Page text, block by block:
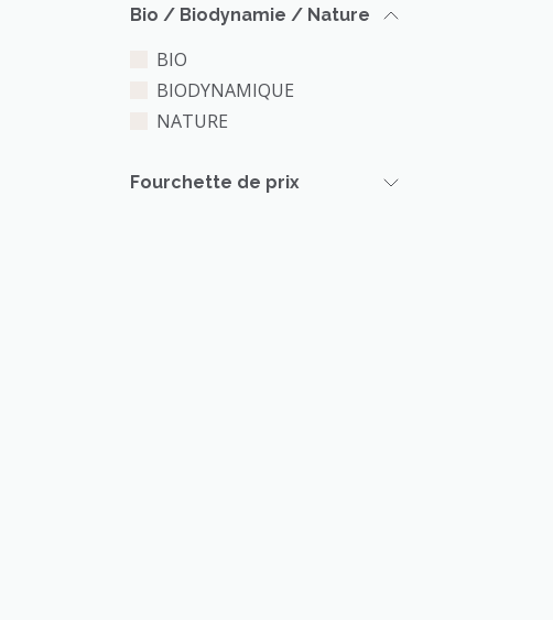
Bio / Biodynamie / Nature
BIO
BIODYNAMIQUE
NATURE
Fourchette de prix